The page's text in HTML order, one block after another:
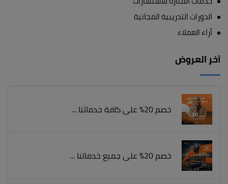
الدورات التدريبية المجانية
أراء العملاء
آخر العروض
خصم 20% على كافة خدماتنا ...
خصم 20% على جميع خدماتنا ...